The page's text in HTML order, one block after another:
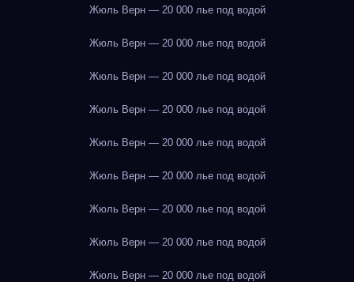
Жюль Верн — 20 000 лье под водой
Жюль Верн — 20 000 лье под водой
Жюль Верн — 20 000 лье под водой
Жюль Верн — 20 000 лье под водой
Жюль Верн — 20 000 лье под водой
Жюль Верн — 20 000 лье под водой
Жюль Верн — 20 000 лье под водой
Жюль Верн — 20 000 лье под водой
Жюль Верн — 20 000 лье под водой